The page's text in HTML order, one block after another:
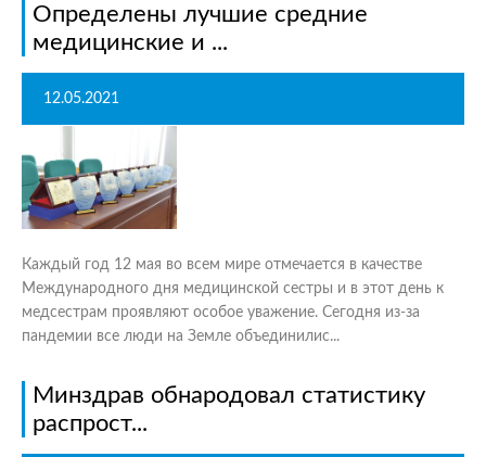
Определены лучшие средние
медицинские и ...
12.05.2021
Каждый год 12 мая во всем мире отмечается в качестве
Международного дня медицинской сестры и в этот день к
медсестрам проявляют особое уважение. Сегодня из-за
пандемии все люди на Земле объединилис...
Минздрав обнародовал статистику
распрост...